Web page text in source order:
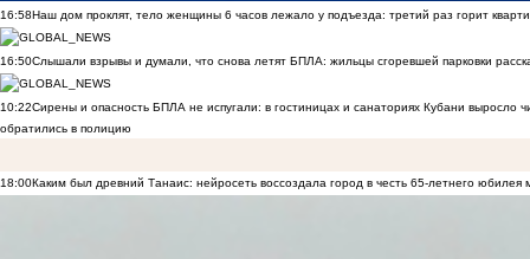
16:58Наш дом проклят, тело женщины 6 часов лежало у подъезда: третий раз горит
16:50Слышали взрывы и думали, что снова летят БПЛА: жильцы сгоревшей парковки
10:22Сирены и опасность БПЛА не испугали: в гостиницах и санаториях Кубани выросло
обратились в полицию
18:00Каким был древний Танаис: нейросеть воссоздала город в честь 65-летнего юбилея